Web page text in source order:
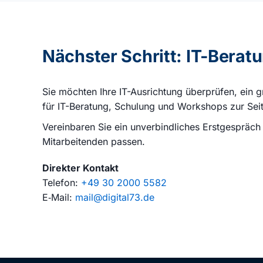
Nächster Schritt: IT-
Sie möchten Ihre IT-Ausrichtung überprüfen,
für IT-Beratung, Schulung und Workshops zur
Vereinbaren Sie ein unverbindliches
Mitarbeitenden passen.
Direkter Kontakt
Telefon: +49 30 2000 5582
E‑Mail: mail@digital73.de